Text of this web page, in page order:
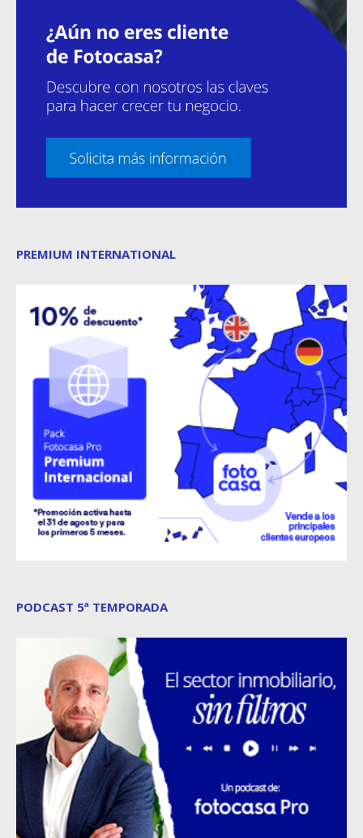
PREMIUM INTERNATIONAL
PODCAST 5ª TEMPORADA